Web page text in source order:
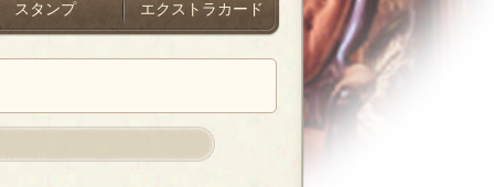
スタンプ エクストラカード